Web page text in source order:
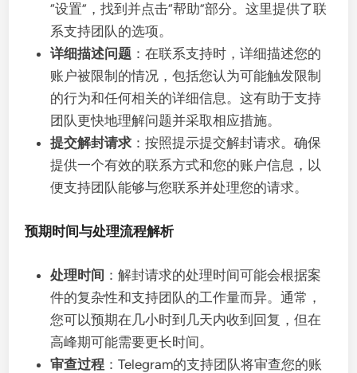
“设置”，找到并点击“帮助”部分。这里提供了联
系支持团队的选项。
详细描述问题 ：在联系支持时，详细描述您的
账户被限制的情况，包括您认为可能触发限制
的行为和任何相关的详细信息。这有助于支持
团队更快地理解问题并采取相应措施。
提交解封请求 ：按照提示提交解封请求。确保
提供一个有效的联系方式和您的账户信息，以
便支持团队能够与您联系并处理您的请求。
预期时间与处理流程解析
处理时间 ：解封请求的处理时间可能会根据案
件的复杂性和支持团队的工作量而异。通常，
您可以预期在几小时到几天内收到回复，但在
高峰期可能需要更长时间。
审查过程 ：Telegram的支持团队将审查您的账